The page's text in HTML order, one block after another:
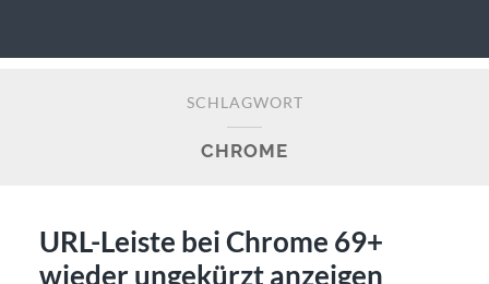
SCHLAGWORT
CHROME
URL-Leiste bei Chrome 69+
wieder ungekürzt anzeigen